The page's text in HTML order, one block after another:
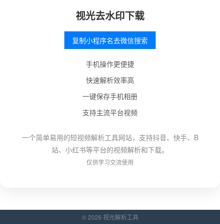
视光去水印下载
复制小程序名去微信搜索
手机操作更便捷
快速解析效率高
一键保存手机相册
支持主流平台视频
一个简单易用的短视频解析工具网站，支持抖音、快手、B
站、小红书等平台的视频解析和下载。
仅供学习交流使用
© 2026 视光解析工具